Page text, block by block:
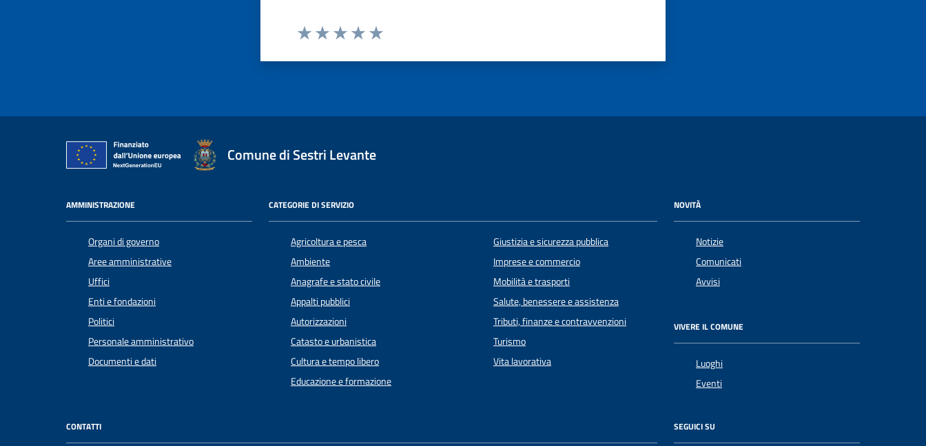
Comune di Sestri Levante
AMMINISTRAZIONE
Organi di governo
Aree amministrative
Uffici
Enti e fondazioni
Politici
Personale amministrativo
Documenti e dati
CATEGORIE DI SERVIZIO
Agricoltura e pesca
Ambiente
Anagrafe e stato civile
Appalti pubblici
Autorizzazioni
Catasto e urbanistica
Cultura e tempo libero
Educazione e formazione
Giustizia e sicurezza pubblica
Imprese e commercio
Mobilità e trasporti
Salute, benessere e assistenza
Tributi, finanze e contravvenzioni
Turismo
Vita lavorativa
NOVITÀ
Notizie
Comunicati
Avvisi
VIVERE IL COMUNE
Luoghi
Eventi
CONTATTI SEGUICI SU